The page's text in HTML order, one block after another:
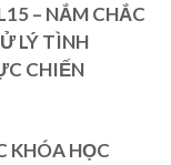
– NẮM CHẮC
LÝ TÌNH
CHIẾN
KHÓA HỌC